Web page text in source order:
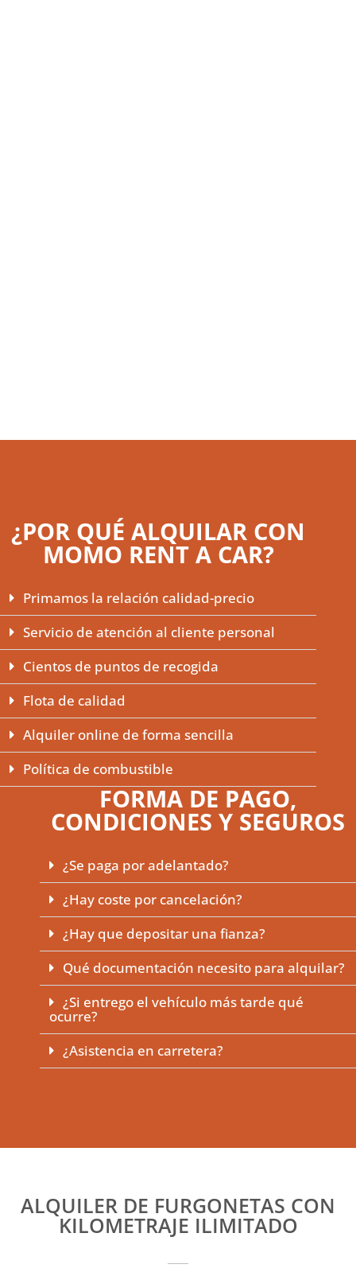
¿POR QUÉ ALQUILAR CON
MOMO RENT A CAR?
Primamos la relación calidad-precio
Servicio de atención al cliente personal
Cientos de puntos de recogida
Flota de calidad
Alquiler online de forma sencilla
Política de combustible
FORMA DE PAGO,
CONDICIONES Y SEGUROS
¿Se paga por adelantado?
¿Hay coste por cancelación?
¿Hay que depositar una fianza?
Qué documentación necesito para alquilar?
¿Si entrego el vehículo más tarde qué
ocurre?
¿Asistencia en carretera?
ALQUILER DE FURGONETAS CON
KILOMETRAJE ILIMITADO